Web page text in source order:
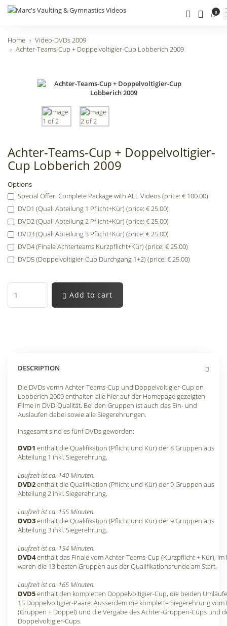
0
Home
Video-DVDs 2009
Achter-Teams-Cup + Doppelvoltigier-Cup Lobberich 2009
Achter-Teams-Cup + Doppelvoltigier-
Cup Lobberich 2009
Options
Special Offer: Complete Package with ALL Videos (price: € 100.00)
DVD1 (Quali Abteilung 1 Pflicht+Kür) (price: € 25.00)
DVD2 (Quali Abteilung 2 Pflicht+Kür) (price: € 25.00)
DVD3 (Quali Abteilung 3 Pflicht+Kür) (price: € 25.00)
DVD4 (Finale Achterteams Kurzpflicht+Kür) (price: € 25.00)
DVD5 (Doppelvoltigier-Cup Durchgang 1+2) (price: € 25.00)
Add to cart
DESCRIPTION
Die DVDs vomn Achter-Teams-Cup und Doppelvoltigier-Cup on
Lobberich 2009 enthalten alle hier auf der Homepage gezeigten
Filme in DVD-Qualität. Bei den Gruppen ist auch das Ein- und
Auslaufen dabei sowie alle Siegerehrungen.
Insgesamt sind es fünf DVDs geworden:
DVD1 enthält die Qualifikation (Pflicht und Kür) der 8 Gruppen aus
Abteilung 1 inkl. Siegerehrung.
Laufzeit ist ca. 140 Minuten.
DVD2enthält die Qualifikation (Pflicht und Kür) der 9 Gruppen aus
Abteilung 2 inkl. Siegerehrung.
Laufzeit ist ca. 155 Minuten.
DVD3enthält die Qualifikation (Pflicht und Kür) der 9 Gruppen aus
Abteilung 3 inkl. Siegerehrung.
Laufzeit ist ca. 154 Minuten.
DVD4enthält das Finale vom Achter-Teams-Cup (Kurzpflicht + Kür), im
waren die 13 besten Gruppen aus der Qualifikationsrunde am Start.
Laufzeit ist ca. 165 Minuten.
DVD5enthält den kompletten Doppelvoltigier-Cup, die beiden
15 Doppelvoltigier-Paare. Ausserdem die komplette Siegerehrung vom
(Gruppen + Doppel) und die Vergabe des Achter-Gruppen-Cups und
Doppelvoltigier-Cups.